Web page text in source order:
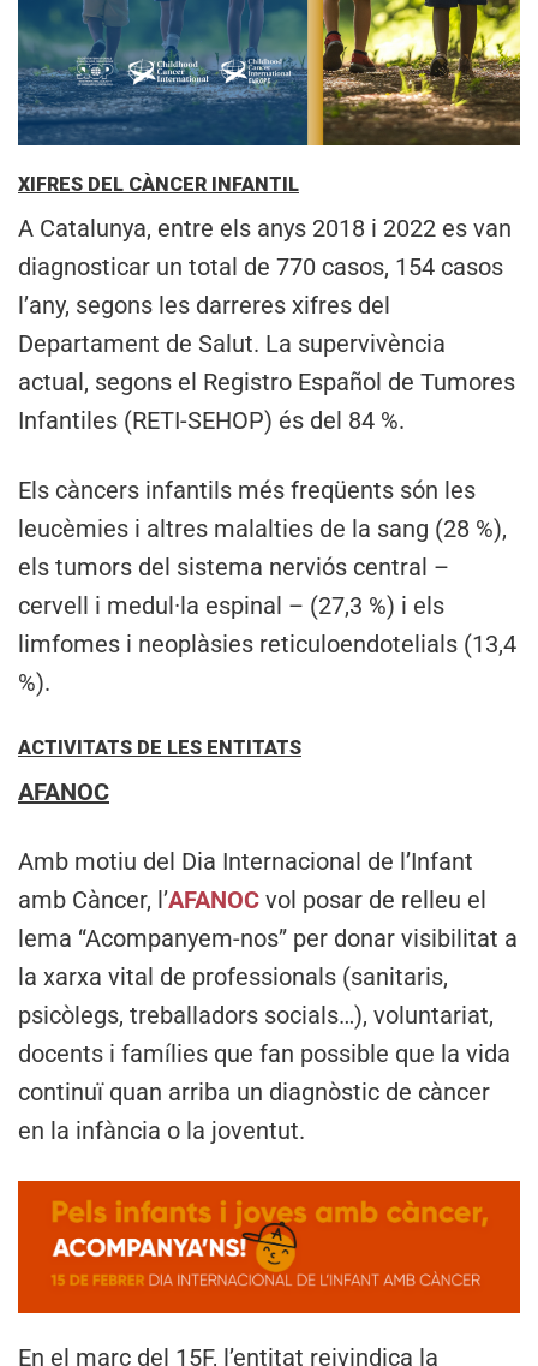
XIFRES DEL CÀNCER INFANTIL
A Catalunya, entre els anys 2018 i 2022 es van
diagnosticar un total de 770 casos, 154 casos
l’any, segons les darreres xifres del
Departament de Salut. La supervivència
actual, segons el Registro Español de Tumores
Infantiles (RETI-SEHOP) és del 84 %.
Els càncers infantils més freqüents són les
leucèmies i altres malalties de la sang (28 %),
els tumors del sistema nerviós central –
cervell i medul·la espinal – (27,3 %) i els
limfomes i neoplàsies reticuloendotelials (13,4
%).
ACTIVITATS DE LES ENTITATS
AFANOC
Amb motiu del Dia Internacional de l’Infant
amb Càncer, l’AFANOC vol posar de relleu el
lema “Acompanyem-nos” per donar visibilitat a
la xarxa vital de professionals (sanitaris,
psicòlegs, treballadors socials…), voluntariat,
docents i famílies que fan possible que la vida
continuï quan arriba un diagnòstic de càncer
en la infància o la joventut.
En el marc del 15F, l’entitat reivindica la